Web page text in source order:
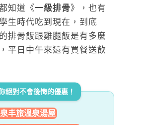
知道《一級排骨》，也有
生時代吃到現在，到底
排骨飯跟雞腿飯是有多麼
平日中午來還有買餐送飲
絕對不會後悔的優惠！
丰旅溫泉湯屋